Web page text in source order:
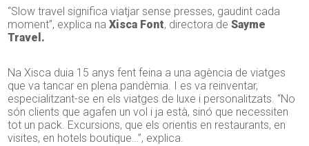
“Slow travel significa viatjar sense presses, gaudint cada
moment”, explica na Xisca Font, directora deSayme
Travel.
Na Xisca duia 15 anys fent feina a una agència de viatges
que va tancar en plena pandèmia. I es va reinventar,
especialitzant-se en els viatges de luxe i personalitzats. “No
són clients que agafen un vol i ja està, sinó que necessiten
tot un pack. Excursions, que els orientis en restaurants, en
visites, en hotels boutique…”, explica.